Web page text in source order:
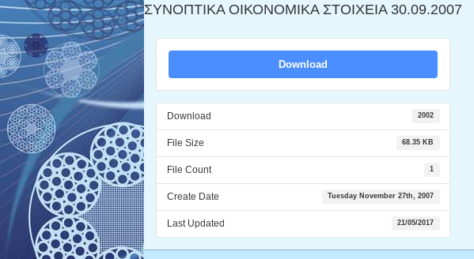
ΣΥΝΟΠΤΙΚΑ ΟΙΚΟΝΟΜΙΚΑ ΣΤΟΙΧΕΙΑ 30.09.2007
Download
Download 2002
File Size 68.35 KB
File Count 1
Create Date Tuesday November 27th, 2007
Last Updated 21/05/2017